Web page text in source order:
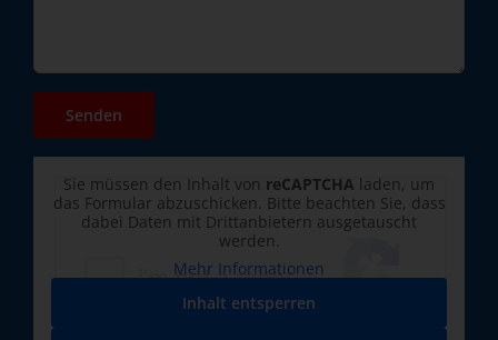
Sie müssen den Inhalt von reCAPTCHA laden, um
das Formular abzuschicken. Bitte beachten Sie, dass
dabei Daten mit Drittanbietern ausgetauscht
werden.
Mehr Informationen
Inhalt entsperren